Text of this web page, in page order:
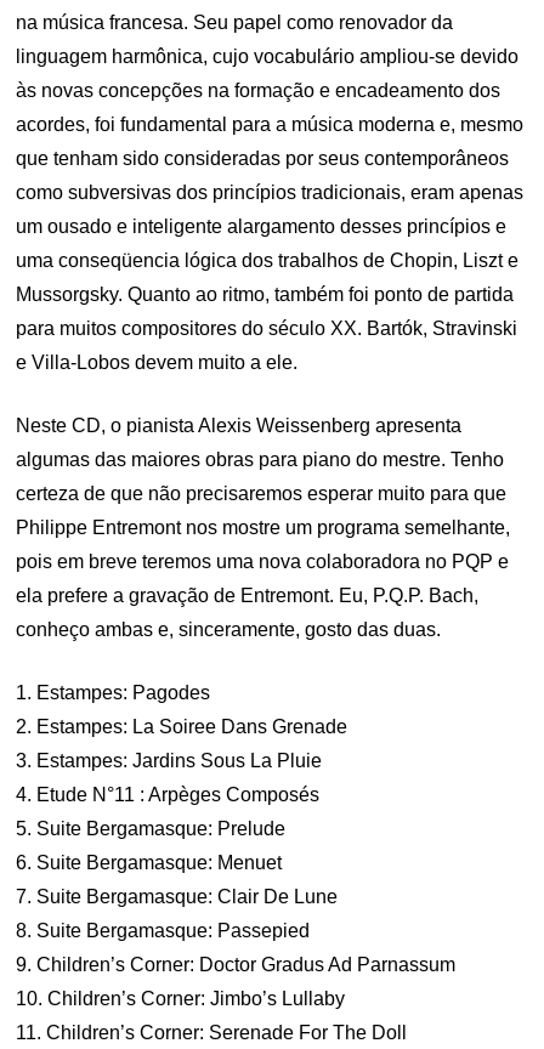
na música francesa. Seu papel como renovador da
linguagem harmônica, cujo vocabulário ampliou-se devido
às novas concepções na formação e encadeamento dos
acordes, foi fundamental para a música moderna e, mesmo
que tenham sido consideradas por seus contemporâneos
como subversivas dos princípios tradicionais, eram apenas
um ousado e inteligente alargamento desses princípios e
uma conseqüencia lógica dos trabalhos de Chopin, Liszt e
Mussorgsky. Quanto ao ritmo, também foi ponto de partida
para muitos compositores do século XX. Bartók, Stravinski
e Villa-Lobos devem muito a ele.
Neste CD, o pianista Alexis Weissenberg apresenta
algumas das maiores obras para piano do mestre. Tenho
certeza de que não precisaremos esperar muito para que
Philippe Entremont nos mostre um programa semelhante,
pois em breve teremos uma nova colaboradora no PQP e
ela prefere a gravação de Entremont. Eu, P.Q.P. Bach,
conheço ambas e, sinceramente, gosto das duas.
1. Estampes: Pagodes
2. Estampes: La Soiree Dans Grenade
3. Estampes: Jardins Sous La Pluie
4. Etude N°11 : Arpèges Composés
5. Suite Bergamasque: Prelude
6. Suite Bergamasque: Menuet
7. Suite Bergamasque: Clair De Lune
8. Suite Bergamasque: Passepied
9. Children’s Corner: Doctor Gradus Ad Parnassum
10. Children’s Corner: Jimbo’s Lullaby
11. Children’s Corner: Serenade For The Doll